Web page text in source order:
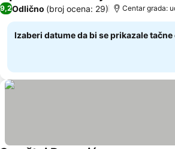
9,2Odlično (broj ocena: 29) Centar grada:
Izaberi datume da bi se prikazale tačne